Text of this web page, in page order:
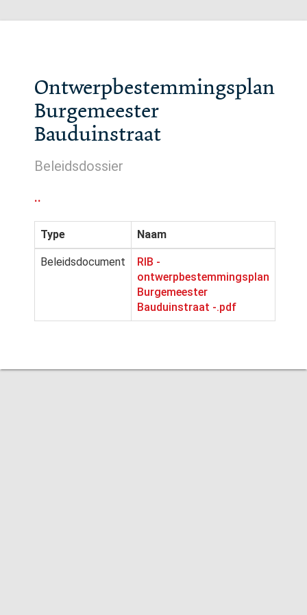
Ontwerpbestemmingsplan
Burgemeester
Bauduinstraat
Beleidsdossier
..
Type Naam
Beleidsdocument
RIB -
ontwerpbestemmingsplan
Burgemeester
Bauduinstraat -.pdf